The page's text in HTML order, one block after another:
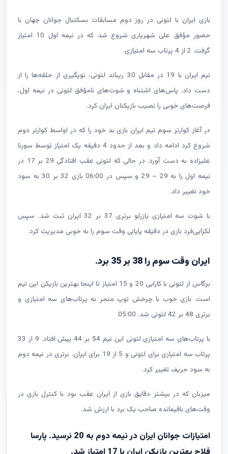
بازی ایران با لتونی در روز دوم مسابقات بسکتبال جوانان جهان با
حضور مؤفق علی شهریاری شروع شد که در نیمه اول 10 امتیاز
گرفت. 2 از 4 پرتاب سه امتیازی.
تیم ایران با 19 در مقابل 30 ریباند لتونی، توپگیری از حلقه‌ها را از
دست داد. پاس‌های اشتباه و شوت‌های نامؤفق لتونی در نیمه اول،
فرصت‌‌های خوبی را نصیب بازیکنان ایران کرد.
در آغاز کوارتر سوم تیم ایران بازی بد خود را که در اواسط کوارتر دوم
شروع کرد ادامه داد و بعد از حدود 4 دقیقه یک امتیاز توسط سورنا
علیزاده به دست آورد. در حالی که لتونی عقب افتادگی 29 بر 17 در
نیمه اول را به 29 – 29 و سپس در 06:00 بازی 32 بر 30 به سود
خود تغییر داد.
با شوت سه امتیازی یازرلو برتری 37 بر 32 ایران ثبت شد. سپس
لکزایی‌فرد بازی در دقیقه پایانی وقت سوم را به خوبی مدیریت کرد.
ایران وقت سوم را 38 بر 35 برد.
برگاس از لتونی با کارایی 20 و 15 امتیاز تا اینجا بهترین بازیکن این تیم
است. بازی خوب با چرخش توپ منجر به پرتاب‌های سه امتیازی و
برتری 48 بر 42 لتونی شد. 05:00
با پرتاب‌های سه امتیازی لتونی این تیم 54 بر 44 پیش افتاد. 9 از 33
پرتاب سه امتیازی برای لتونی و 5 از 19 برای ایران. برتری در نیمه دوم
به سود حریف تغییر کرد.
میزبان که در بیشتر دقایق بازی از ایران عقب بود با کنترل بازی در
وقت‌های باقیمانده صاحب یک برد با ارزش شد.
امتیازات جوانان ایران در نیمه دوم به 20 نرسید. پارسا